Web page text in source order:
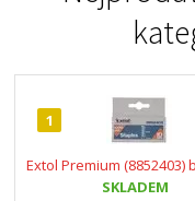
1
Extol Premium (8852403)
SKLADEM